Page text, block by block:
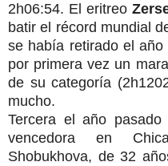
2h06:54. El eritreo
batir el récord mundial
se había retirado el
por primera vez un
de su categoría
mucho.
Tercera el año
vencedora en
Shobukhova, de 32